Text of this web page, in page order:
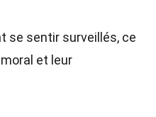
se sentir surveillés, ce
et leur